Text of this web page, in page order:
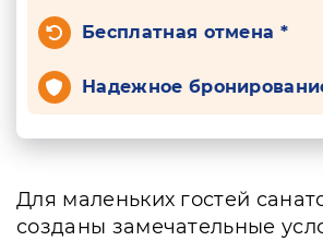
Бесплатная отмена *
Надежное
Для маленьких гостей
созданы замечательные